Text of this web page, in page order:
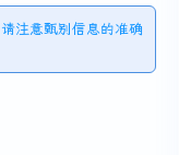
注意甄别信息的准确